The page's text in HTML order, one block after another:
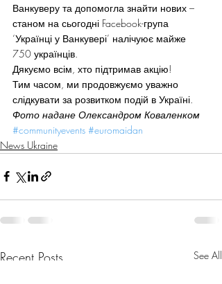
Ванкуверу та допомогла знайти нових –
станом на сьогодні Facebook-група
‘Українці у Ванкувері’ налічуює майже
750 українців.
Дякуємо всім, хто підтримав акцію!
Тим часом, ми продовжуємо уважно
слідкувати за розвитком подій в Україні.
Фото надане Олександром Коваленком
#communityevents #euromaidan
News Ukraine
Recent Posts See All